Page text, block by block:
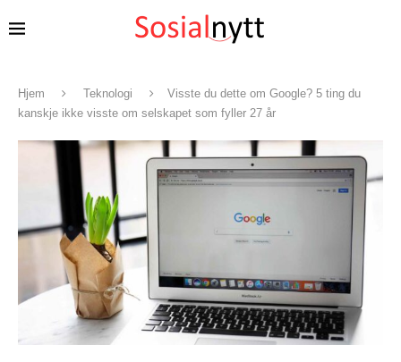
Hjem Teknologi
Visste du dette om Google? 5 ting du
kanskje ikke visste om selskapet som fyller 27 år